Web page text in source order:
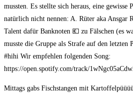
mussten. Es stellte sich heraus, eine gewisse
natürlich nicht nennen: A. Rüter aka Ansgar
Talent dafür Banknoten 💶 zu Fälschen (es
musste die Gruppe als Strafe auf den letzten
#hihi Wir empfehlen folgenden Song:
https://open.spotify.com/track/
Mittags gabs Fischstangen mit